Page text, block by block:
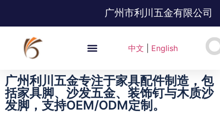
广州市利川五金有限公司
中文 English
广州利川五金专注于家具配件制造，包
括家具脚、沙发五金、装饰钉与木质沙
发脚，支持OEM/ODM定制。